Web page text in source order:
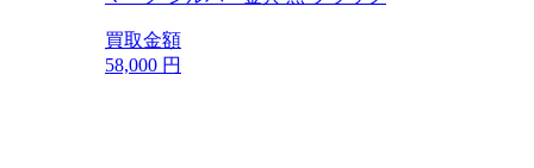
買取金額
58,000 円